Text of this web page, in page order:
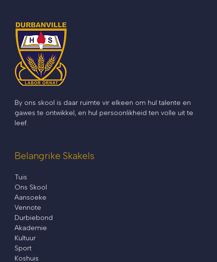
By ons skool is daar ruimte vir elkeen om hul talente en
gawes te ontwikkel, en hul persoonlikheid ten volle uit te
leef.
Belangrike Skakels
Tuis
Ons Skool
Aansoeke
Vennote
Durbiebond
Akademie
Kultuur
Sport
Koshuis